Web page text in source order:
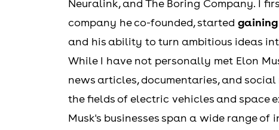
Neuralink, and The Boring Company. I
company he co-founded, started
and his ability to turn ambitious ideas
While I have not personally met Elon
news articles, documentaries, and
the fields of electric vehicles and space
Musk's businesses span a wide range of